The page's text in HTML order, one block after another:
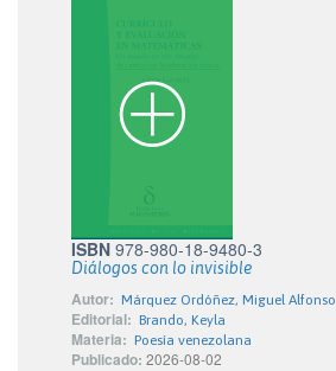
ISBN 978-980-18-9480-3
Diálogos con lo invisible
Autor: Márquez Ordóñez, Miguel Alfonso
Editorial: Brando, Keyla
Materia: Poesía venezolana
Publicado: 2026-08-02